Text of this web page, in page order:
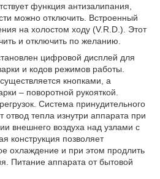
функция антизалипания,
можно отключить. Встроенный
на холостом ходу (V.R.D.). Этот
и отключить по желанию.
цифровой дисплей для
и кодов режимов работы.
кнопками, а
– поворотной рукояткой.
Система принудительного
отвод тепла изнутри аппарата при
внешнего воздуха над узлами с
конструкция позволяет
охлаждение и при этом продлить
Питание аппарата от бытовой